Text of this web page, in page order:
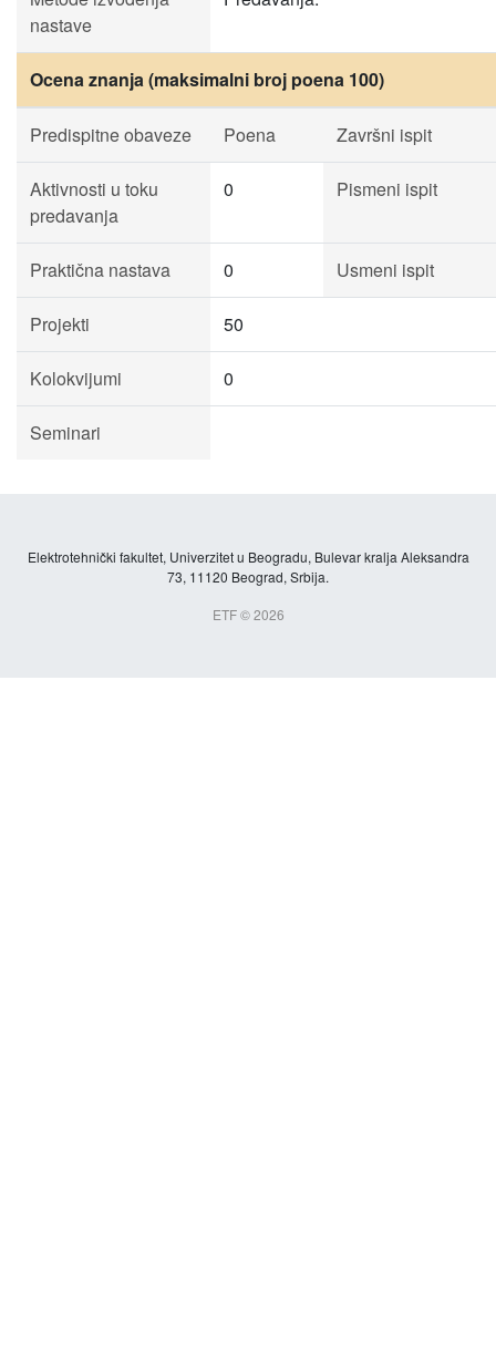
nastave
Ocena znanja (maksimalni broj poena 100)
Predispitne obaveze Poena Završni ispit
Aktivnosti u toku
predavanja
0 Pismeni ispit
Praktična nastava 0 Usmeni ispit
Projekti 50
Kolokvijumi 0
Seminari
Elektrotehnički fakultet, Univerzitet u Beogradu, Bulevar kralja Aleksandra
73, 11120 Beograd, Srbija.
ETF © 2026